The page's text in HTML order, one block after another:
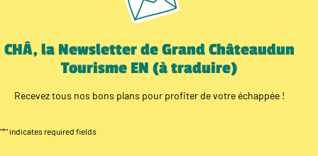
CHÂ, la Newsletter de Grand Châteaudun
Tourisme EN (à traduire)
Recevez tous nos bons plans pour profiter de votre échappée !
"*" indicates required fields